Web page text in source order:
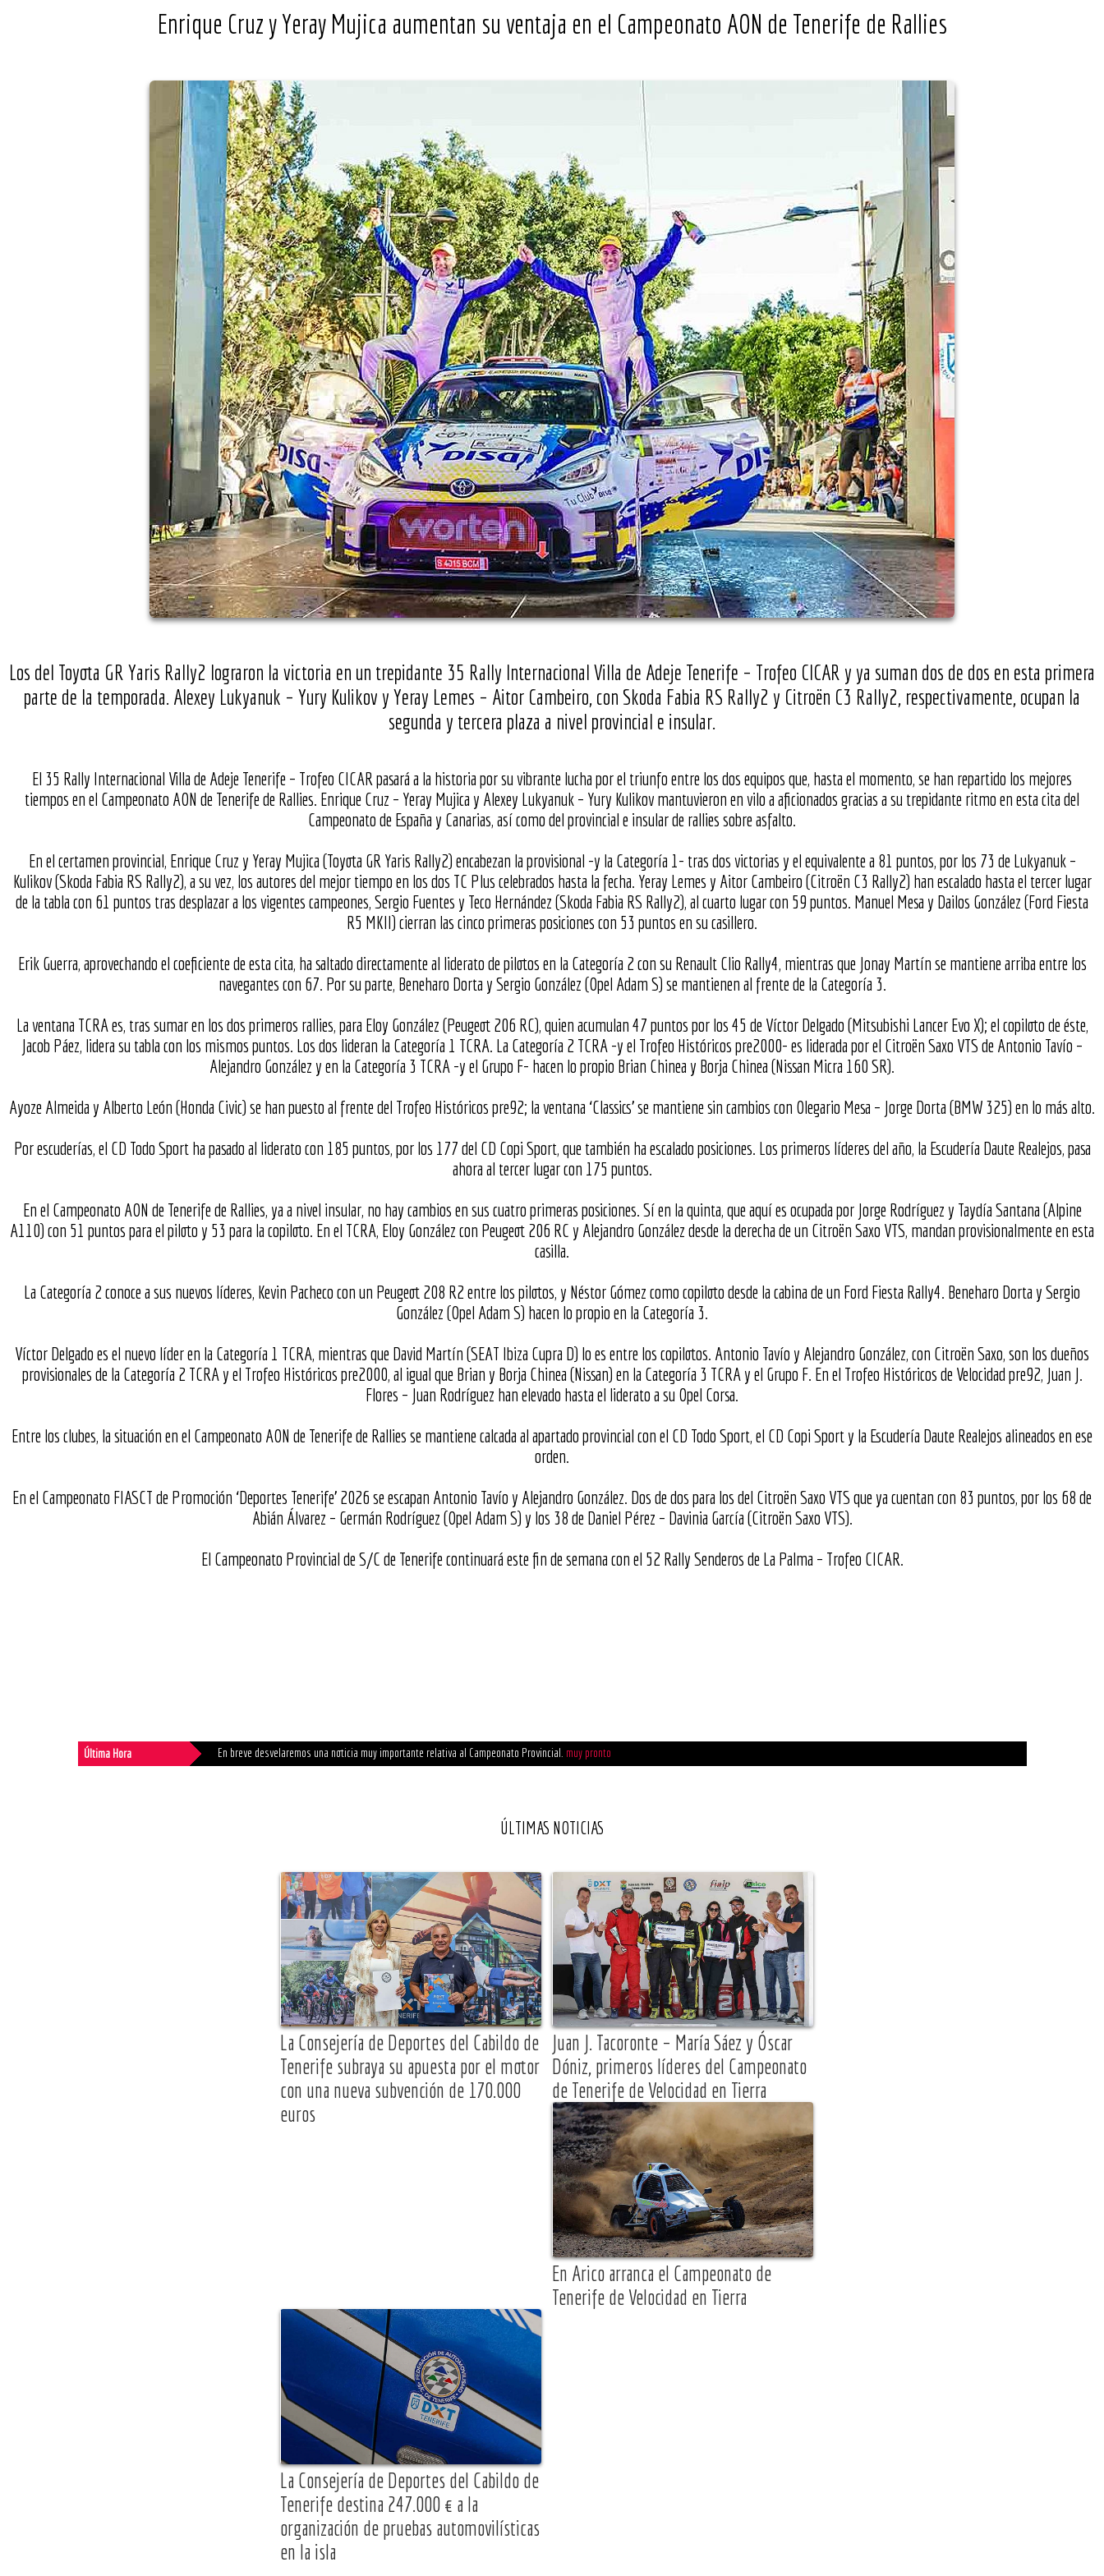
Enrique Cruz y Yeray Mujica aumentan su ventaja en el Campeonato AON de Tenerife de Rallies
Los del Toyota GR Yaris Rally2 lograron la victoria en un trepidante 35 Rally Internacional Villa de Adeje Tenerife – Trofeo CICAR y ya suman dos de dos en esta primera
parte de la temporada. Alexey Lukyanuk – Yury Kulikov y Yeray Lemes – Aitor Cambeiro, con Skoda Fabia RS Rally2 y Citroën C3 Rally2, respectivamente, ocupan la
segunda y tercera plaza a nivel provincial e insular.
El 35 Rally Internacional Villa de Adeje Tenerife – Trofeo CICAR pasará a la historia por su vibrante lucha por el triunfo entre los dos equipos que, hasta el momento, se han repartido los mejores
tiempos en el Campeonato AON de Tenerife de Rallies. Enrique Cruz – Yeray Mujica y Alexey Lukyanuk – Yury Kulikov mantuvieron en vilo a aficionados gracias a su trepidante ritmo en esta cita del
Campeonato de España y Canarias, así como del provincial e insular de rallies sobre asfalto.
En el certamen provincial, Enrique Cruz y Yeray Mujica (Toyota GR Yaris Rally2) encabezan la provisional -y la Categoría 1- tras dos victorias y el equivalente a 81 puntos, por los 73 de Lukyanuk –
Kulikov (Skoda Fabia RS Rally2), a su vez, los autores del mejor tiempo en los dos TC Plus celebrados hasta la fecha. Yeray Lemes y Aitor Cambeiro (Citroën C3 Rally2) han escalado hasta el tercer lugar
de la tabla con 61 puntos tras desplazar a los vigentes campeones, Sergio Fuentes y Teco Hernández (Skoda Fabia RS Rally2), al cuarto lugar con 59 puntos. Manuel Mesa y Dailos González (Ford Fiesta
R5 MKII) cierran las cinco primeras posiciones con 53 puntos en su casillero.
Erik Guerra, aprovechando el coeficiente de esta cita, ha saltado directamente al liderato de pilotos en la Categoría 2 con su Renault Clio Rally4, mientras que Jonay Martín se mantiene arriba entre los
navegantes con 67. Por su parte, Beneharo Dorta y Sergio González (Opel Adam S) se mantienen al frente de la Categoría 3.
La ventana TCRA es, tras sumar en los dos primeros rallies, para Eloy González (Peugeot 206 RC), quien acumulan 47 puntos por los 45 de Víctor Delgado (Mitsubishi Lancer Evo X); el copiloto de éste,
Jacob Páez, lidera su tabla con los mismos puntos. Los dos lideran la Categoría 1 TCRA. La Categoría 2 TCRA -y el Trofeo Históricos pre2000- es liderada por el Citroën Saxo VTS de Antonio Tavío –
Alejandro González y en la Categoría 3 TCRA -y el Grupo F- hacen lo propio Brian Chinea y Borja Chinea (Nissan Micra 160 SR).
Ayoze Almeida y Alberto León (Honda Civic) se han puesto al frente del Trofeo Históricos pre92; la ventana ‘Classics’ se mantiene sin cambios con Olegario Mesa – Jorge Dorta (BMW 325) en lo más alto.
Por escuderías, el CD Todo Sport ha pasado al liderato con 185 puntos, por los 177 del CD Copi Sport, que también ha escalado posiciones. Los primeros líderes del año, la Escudería Daute Realejos, pasa
ahora al tercer lugar con 175 puntos.
En el Campeonato AON de Tenerife de Rallies, ya a nivel insular, no hay cambios en sus cuatro primeras posiciones. Sí en la quinta, que aquí es ocupada por Jorge Rodríguez y Taydía Santana (Alpine
A110) con 51 puntos para el piloto y 53 para la copiloto. En el TCRA, Eloy González con Peugeot 206 RC y Alejandro González desde la derecha de un Citroën Saxo VTS, mandan provisionalmente en esta
casilla.
La Categoría 2 conoce a sus nuevos líderes, Kevin Pacheco con un Peugeot 208 R2 entre los pilotos, y Néstor Gómez como copiloto desde la cabina de un Ford Fiesta Rally4. Beneharo Dorta y Sergio
González (Opel Adam S) hacen lo propio en la Categoría 3.
Víctor Delgado es el nuevo líder en la Categoría 1 TCRA, mientras que David Martín (SEAT Ibiza Cupra D) lo es entre los copilotos. Antonio Tavío y Alejandro González, con Citroën Saxo, son los dueños
provisionales de la Categoría 2 TCRA y el Trofeo Históricos pre2000, al igual que Brian y Borja Chinea (Nissan) en la Categoría 3 TCRA y el Grupo F. En el Trofeo Históricos de Velocidad pre92, Juan J.
Flores – Juan Rodríguez han elevado hasta el liderato a su Opel Corsa.
Entre los clubes, la situación en el Campeonato AON de Tenerife de Rallies se mantiene calcada al apartado provincial con el CD Todo Sport, el CD Copi Sport y la Escudería Daute Realejos alineados en ese
orden.
En el Campeonato FIASCT de Promoción ‘Deportes Tenerife’ 2026 se escapan Antonio Tavío y Alejandro González. Dos de dos para los del Citroën Saxo VTS que ya cuentan con 83 puntos, por los 68 de
Abián Álvarez – Germán Rodríguez (Opel Adam S) y los 38 de Daniel Pérez – Davinia García (Citroën Saxo VTS).
El Campeonato Provincial de S/C de Tenerife continuará este fin de semana con el 52 Rally Senderos de La Palma – Trofeo CICAR.
Última Hora
En breve desvelaremos una noticia muy importante relativa al Campeonato Provincial. muy pronto
ÚLTIMAS NOTICIAS
La Consejería de Deportes del Cabildo de
Tenerife subraya su apuesta por el motor
con una nueva subvención de 170.000
euros
Juan J. Tacoronte – María Sáez y Óscar
Dóniz, primeros líderes del Campeonato
de Tenerife de Velocidad en Tierra
En Arico arranca el Campeonato de
Tenerife de Velocidad en Tierra
La Consejería de Deportes del Cabildo de
Tenerife destina 247.000 € a la
organización de pruebas automovilísticas
en la isla